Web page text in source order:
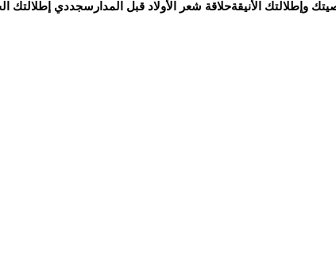
وإطلالتك الأنيقةحلاقة شعر الأولاد قبل المدارسجددي إطلالتك